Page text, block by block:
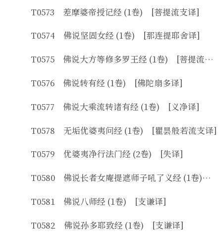
T0573 差摩婆帝授记经 (1卷) [菩提流支译]
T0574 佛说坚固女经 (1卷) [那连提耶舍译]
T0575 佛说大方等修多罗王经 (1卷) [菩提流支译]
T0576 佛说转有经 (1卷) [佛陀扇多译]
T0577 佛说大乘流转诸有经 (1卷) [义净译]
T0578 无垢优婆夷问经 (1卷) [瞿昙般若流支译]
T0579 优婆夷净行法门经 (2卷) [失译]
T0580 佛说长者女庵提遮师子吼了义经 (1卷) [失译]
T0581 佛说八师经 (1卷) [支谦译]
T0582 佛说孙多耶致经 (1卷) [支谦译]